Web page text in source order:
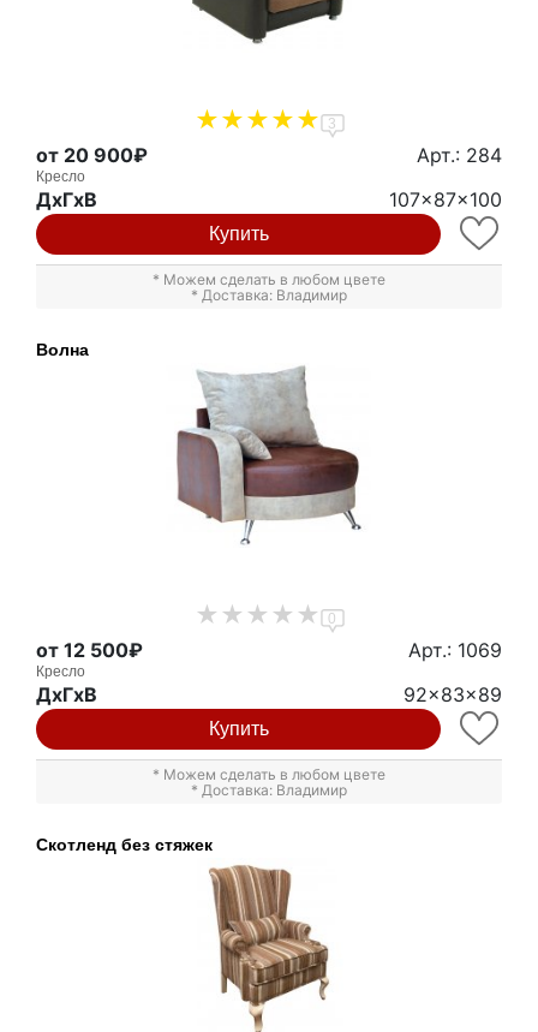
3
от 20 900₽ Арт.: 284
Кресло
ДxГxВ 107x87x100
Купить
* Можем сделать в любом цвете
* Доставка: Владимир
Волна
0
от 12 500₽ Арт.: 1069
Кресло
ДxГxВ 92x83x89
Купить
* Можем сделать в любом цвете
* Доставка: Владимир
Скотленд без стяжек